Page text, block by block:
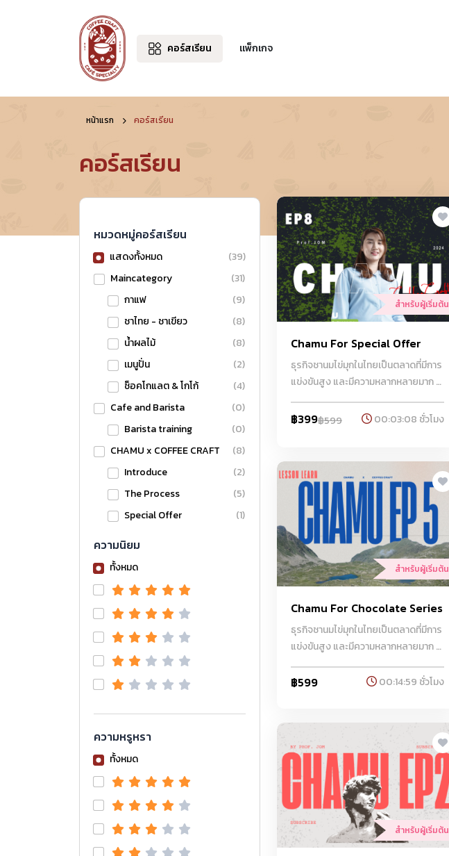
คอร์สเรียน แพ็กเกจ
หน้าแรก คอร์สเรียน
คอร์สเรียน
หมวดหมู่คอร์สเรียน
แสดงทั้งหมด
(39)
Maincategory
(31)
กาแฟ
(9)
ชาไทย - ชาเขียว
(8)
น้ำผลไม้
(8)
เมนูปั่น
(2)
ช็อคโกแลต & โกโก้
(4)
Cafe and Barista
(0)
Barista training
(0)
CHAMU x COFFEE CRAFT
(8)
Introduce
(2)
The Process
(5)
Special Offer
(1)
ความนิยม
ทั้งหมด
ความหรูหรา
ทั้งหมด
สำหรับผู้เริ่มต้น
Chamu For Special Offer
ธุรกิจชานมไข่มุกในไทยเป็นตลาดที่มีการ
แข่งขันสูง และมีความหลากหลายมาก มี
ร้านชานมไข่มุกตั้งแต่แบรนด์ท้องถิ่นไป
จนถึงแบรนด์ระดับนานาชาติ ความ
และการตลาดที่เข้าถึงกลุ่มลูกค้าเป้า
หมายอย่างมีประสิทธิภาพ ทาง Coffee
Craft ได้คัดสรรคุณภาพที่ดีที่สุด
สำหรับลูกค้า
฿399฿599 00:03:08 ชั่วโมง
สำหรับผู้เริ่มต้น
Chamu For Chocolate Series
ธุรกิจชานมไข่มุกในไทยเป็นตลาดที่มีการ
แข่งขันสูง และมีความหลากหลายมาก มี
ร้านชานมไข่มุกตั้งแต่แบรนด์ท้องถิ่นไป
จนถึงแบรนด์ระดับนานาชาติ ความ
หมายอย่างมีประสิทธิภาพ ทาง Coffee
Craft ได้คัดสรรคุณภาพที่ดีที่สุด
สำหรับลูกค้า
฿599 00:14:59 ชั่วโมง
สำหรับผู้เริ่มต้น